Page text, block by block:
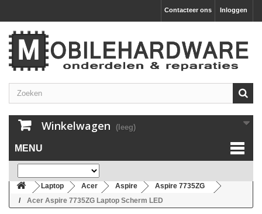
Inloggen
Contacteer ons
Winkelwagen (leeg)
MENU
Laptop Acer Aspire
Aspire 7735ZG
Acer Aspire 7735ZG Laptop Scherm LED